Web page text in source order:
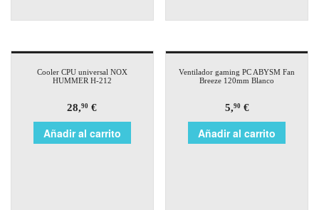
Cooler CPU universal NOX
HUMMER H-212
28,90 €
Añadir al carrito
Ventilador gaming PC ABYSM Fan
Breeze 120mm Blanco
5,90€
Añadir al carrito